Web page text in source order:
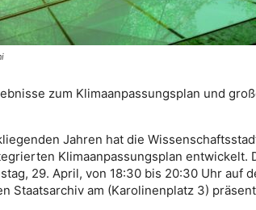
zum Klimaanpassungsplan und
Jahren hat die
Klimaanpassungsplan entwickelt.
29. April, von 18:30 bis 20:30 Uhr auf
Staatsarchiv am (Karolinenplatz 3)